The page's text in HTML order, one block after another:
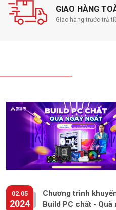
GIAO HÀNG
Giao hàng trước trả
02.05
2024
Chương trình
Build PC chất - Quà